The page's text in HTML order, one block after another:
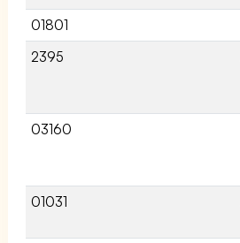
01801
2395
03160
01031